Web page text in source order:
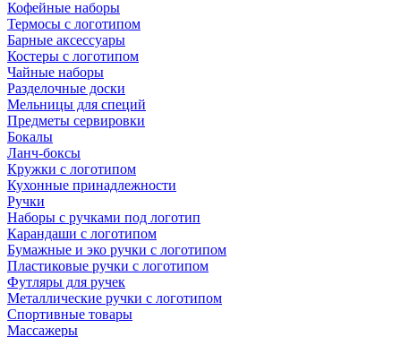
Кофейные наборы
Термосы с логотипом
Барные аксессуары
Костеры с логотипом
Чайные наборы
Разделочные доски
Мельницы для специй
Предметы сервировки
Бокалы
Ланч-боксы
Кружки с логотипом
Кухонные принадлежности
Ручки
Наборы с ручками под логотип
Карандаши с логотипом
Бумажные и эко ручки с логотипом
Пластиковые ручки с логотипом
Футляры для ручек
Металлические ручки с логотипом
Спортивные товары
Массажеры